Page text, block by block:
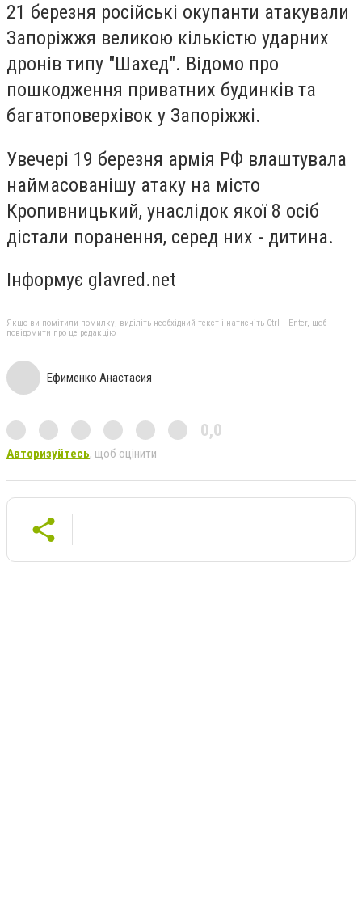
21 березня російські окупанти атакували
Запоріжжя великою кількістю ударних
дронів типу "Шахед". Відомо про
пошкодження приватних будинків та
багатоповерхівок у Запоріжжі.
Увечері 19 березня армія РФ влаштувала
наймасованішу атаку на місто
Кропивницький, унаслідок якої 8 осіб
дістали поранення, серед них - дитина.
Інформує glavred.net
Якщо ви помітили помилку, виділіть необхідний текст і натисніть Ctrl + Enter, щоб
повідомити про це редакцію
Ефименко Анастасия
0,0
Авторизуйтесь, щоб оцінити